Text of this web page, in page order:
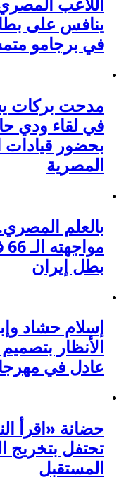
اللاعب
ينافس على
في برجامو
مدحت بركات
في لقاء ودي
بحضور قيادات
المصرية
بالعلم
بطل إيران
إسلام حشاد
الأنظار
عادل في
حضانة «اقرأ
المستقبل